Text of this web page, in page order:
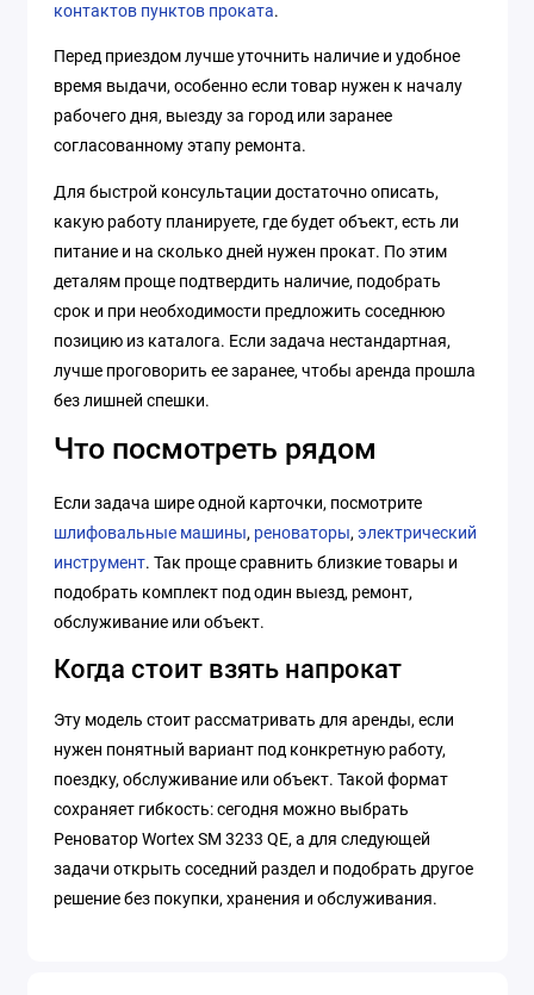
контактов пунктов проката.
Перед приездом лучше уточнить наличие и удобное
время выдачи, особенно если товар нужен к началу
рабочего дня, выезду за город или заранее
согласованному этапу ремонта.
Для быстрой консультации достаточно описать,
какую работу планируете, где будет объект, есть ли
питание и на сколько дней нужен прокат. По этим
деталям проще подтвердить наличие, подобрать
срок и при необходимости предложить соседнюю
позицию из каталога. Если задача нестандартная,
лучше проговорить ее заранее, чтобы аренда прошла
без лишней спешки.
Что посмотреть рядом
Если задача шире одной карточки, посмотрите
шлифовальные машины, реноваторы, электрический
инструмент. Так проще сравнить близкие товары и
подобрать комплект под один выезд, ремонт,
обслуживание или объект.
Когда стоит взять напрокат
Эту модель стоит рассматривать для аренды, если
нужен понятный вариант под конкретную работу,
поездку, обслуживание или объект. Такой формат
сохраняет гибкость: сегодня можно выбрать
Реноватор Wortex SM 3233 QE, а для следующей
задачи открыть соседний раздел и подобрать другое
решение без покупки, хранения и обслуживания.